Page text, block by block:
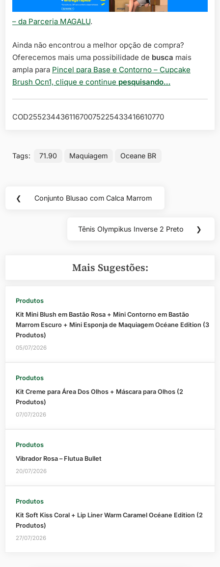
– da Parceria MAGALU.
Ainda não encontrou a melhor opção de compra?
Oferecemos mais uma possibilidade de busca mais
ampla para Pincel para Base e Contorno – Cupcake
Brush Ocn1, clique e continue pesquisando…
COD25523443611670075225433416610770
Tags: 71.90 Maquiagem Oceane BR
Navegação
❮
Previous
Conjunto Blusao com Calca Marrom
Next
Tênis Olympikus Inverse 2 Preto ❯
Mais Sugestões:
Produtos
Kit Mini Blush em Bastão Rosa + Mini Contorno em Bastão
Marrom Escuro + Mini Esponja de Maquiagem Océane Edition (3
Produtos)
05/07/2026
Produtos
Kit Creme para Área Dos Olhos + Máscara para Olhos (2
Produtos)
07/07/2026
Produtos
Vibrador Rosa – Flutua Bullet
20/07/2026
Produtos
Kit Soft Kiss Coral + Lip Liner Warm Caramel Océane Edition (2
Produtos)
27/07/2026